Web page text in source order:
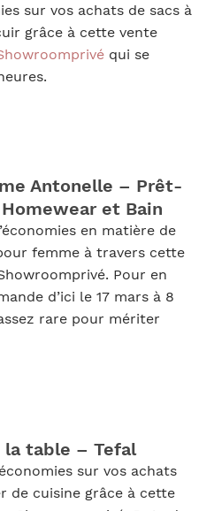
sur vos achats de sacs à
grâce à cette vente
qui se
Antonelle – Prêt-
et Bain
en matière de
femme à travers cette
Pour en
d’ici le 17 mars à 8
rare pour mériter
la table – Tefal
sur vos achats
de cuisine grâce à cette